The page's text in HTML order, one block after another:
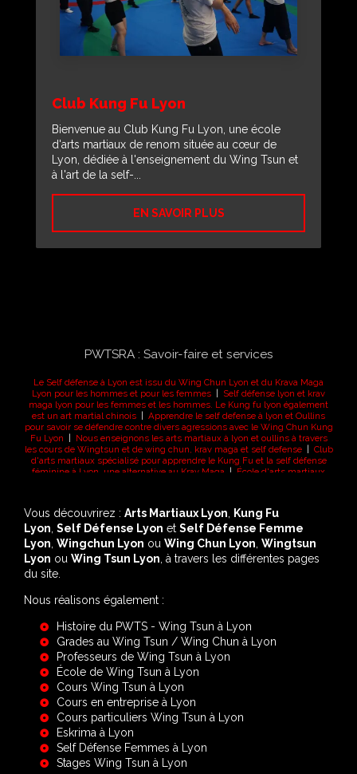
Club Kung Fu Lyon
Bienvenue au Club Kung Fu Lyon, une école
d'arts martiaux de renom située au cœur de
Lyon, dédiée à l'enseignement du Wing Tsun et
à l'art de la self-...
EN SAVOIR PLUS
PWTSRA : Savoir-faire et services
Le Self défense à Lyon est issu du Wing Chun Lyon et du Krava Maga
Lyon pour les hommes et pour les femmes
Self défense lyon et krav
maga lyon pour les femmes et les hommes. Le Kung fu lyon également
est un art martial chinois
Apprendre le self defense à lyon et Oullins
pour savoir se défendre contre divers agressions avec le Wing Chun Kung
Fu Lyon
Nous enseignons les arts martiaux à lyon et oullins à travers
les cours de Wingtsun et de wing chun, krav maga et self defense
Club
d'arts martiaux spécialisé pour apprendre le Kung Fu et la self défense
féminine à Lyon, une alternative au Krav Maga | École d'arts martiaux
apprendre le Self Défense Lyon afin de pouvoir faire face à une agression
|Ecole de Wing Chun Kung Fu à Lyon est spécialisé dans les arts
martiaux à Lyon| Auhourd'hui il est nécessaire de savoir ou d'apprendre
à se défendre dans un monde de plus en plus hostile, les arts martiaux
Vous découvrirez : Arts Martiaux Lyon, Kung Fu
Lyon, Self Défense Lyon et Self Défense Femme
Lyon, Wingchun Lyon ou Wing Chun Lyon, Wingtsun
Lyon ou Wing Tsun Lyon, à travers les différentes pages
du site.
Nous réalisons également :
Histoire du PWTS - Wing Tsun à Lyon
Grades au Wing Tsun / Wing Chun à Lyon
Professeurs de Wing Tsun à Lyon
École de Wing Tsun à Lyon
Cours Wing Tsun à Lyon
Cours en entreprise à Lyon
Cours particuliers Wing Tsun à Lyon
Eskrima à Lyon
Self Défense Femmes à Lyon
Stages Wing Tsun à Lyon